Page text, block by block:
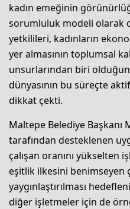
kadın emeğinin
sorumluluk modeli olarak
yetkilileri, kadınların
yer almasının toplumsal
unsurlarından biri
dünyasının bu süreçte
dikkat çekti.
Maltepe Belediye Başkanı
tarafından desteklenen
çalışan oranını yükselten
eşitlik ilkesini benimseyen
yaygınlaştırılması
diğer işletmeler için de